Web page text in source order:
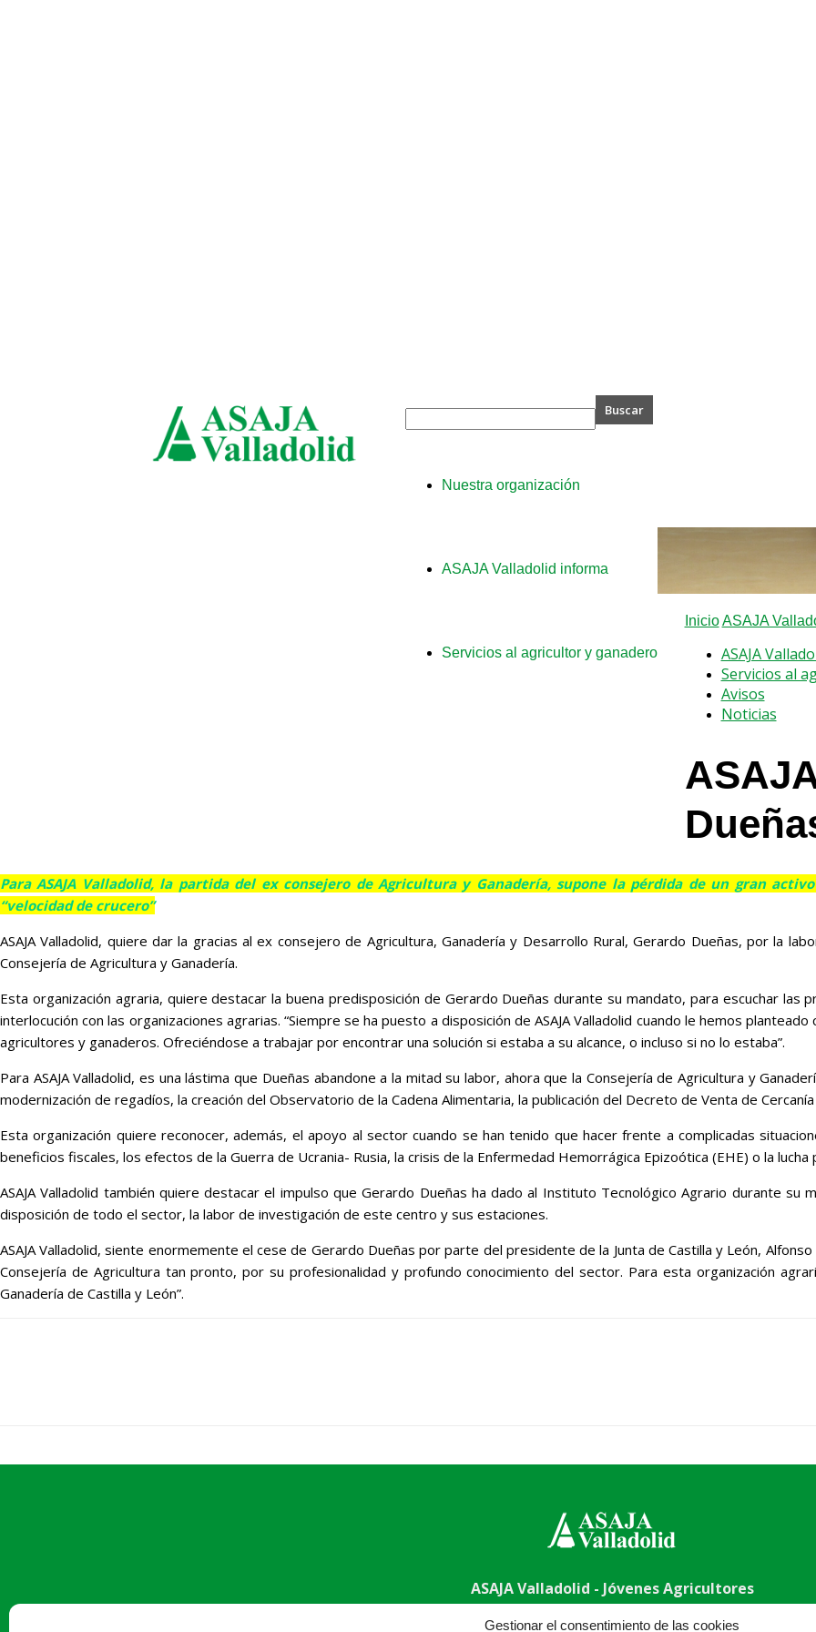
Gestionar el consentimiento de las cookies
Nuestra organización
ASAJA Valladolid informa
Servicios al agricultor y ganadero
Inicio ASAJA
ASAJA
Servicios al
Avisos
Noticias
Para ASAJA Valladolid, la partida del ex consejero de Agricultura y Ganadería, supone la pérdida de un gran
“velocidad de crucero”
ASAJA Valladolid, quiere dar la gracias al ex consejero de Agricultura, Ganadería y Desarrollo Rural, Gerardo Dueñas, por la
Consejería de Agricultura y Ganadería.
Esta organización agraria, quiere destacar la buena predisposición de Gerardo Dueñas durante su mandato, para escuchar
interlocución con las organizaciones agrarias. “Siempre se ha puesto a disposición de ASAJA Valladolid cuando le hemos
agricultores y ganaderos. Ofreciéndose a trabajar por encontrar una solución si estaba a su alcance, o incluso si no lo estaba”.
Para ASAJA Valladolid, es una lástima que Dueñas abandone a la mitad su labor, ahora que la Consejería de Agricultura y
modernización de regadíos, la creación del Observatorio de la Cadena Alimentaria, la publicación del Decreto de Venta de
Esta organización quiere reconocer, además, el apoyo al sector cuando se han tenido que hacer frente a complicadas
beneficios fiscales, los efectos de la Guerra de Ucrania- Rusia, la crisis de la Enfermedad Hemorrágica Epizoótica (EHE) o la
ASAJA Valladolid también quiere destacar el impulso que Gerardo Dueñas ha dado al Instituto Tecnológico Agrario durante su
disposición de todo el sector, la labor de investigación de este centro y sus estaciones.
ASAJA Valladolid, siente enormemente el cese de Gerardo Dueñas por parte del presidente de la Junta de Castilla y León,
Consejería de Agricultura tan pronto, por su profesionalidad y profundo conocimiento del sector. Para esta organización
Ganadería de Castilla y León”.
ASAJA Valladolid - Jóvenes Agricultores